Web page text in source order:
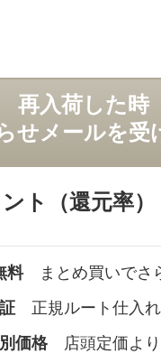
再入荷した時
せメールを受
ト（還元率）
料まとめ買いでさ
正規ルート仕入
価格店頭定価より